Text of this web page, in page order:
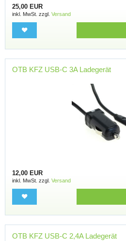
25,00 EUR
inkl. MwSt. zzgl. Versand
OTB KFZ USB-C 3A Ladegerät
12,00 EUR
inkl. MwSt. zzgl. Versand
OTB KFZ USB-C 2,4A Ladegerät